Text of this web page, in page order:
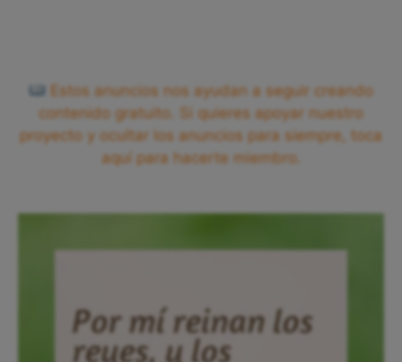
Estos anuncios nos ayudan a seguir creando
contenido gratuito. Si quieres apoyar nuestro
proyecto y ocultar los anuncios para siempre, toca
aquí para hacerte miembro.